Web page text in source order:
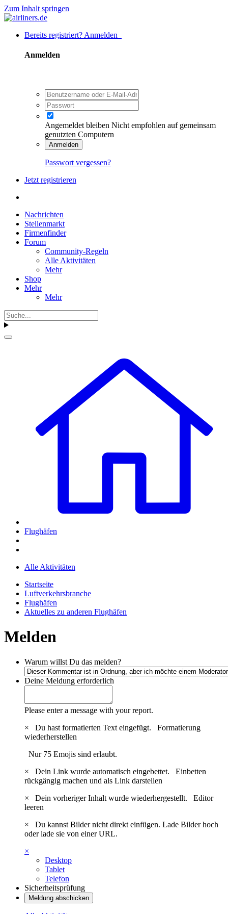
Zum Inhalt springen
Bereits registriert? Anmelden
Anmelden
Angemeldet bleiben Nicht empfohlen auf gemeinsam
genutzten Computern
Anmelden
Passwort vergessen?
Jetzt registrieren
Nachrichten
Stellenmarkt
Firmenfinder
Forum
Community-Regeln
Alle Aktivitäten
Mehr
Shop
Mehr
Mehr
Flughäfen
Alle Aktivitäten
Startseite
Luftverkehrsbranche
Flughäfen
Aktuelles zu anderen Flughäfen
Melden
Warum willst Du das melden?
Deine Meldung erforderlich
Please enter a message with your report.
×
Du hast formatierten Text eingefügt. Formatierung
wiederherstellen
Nur 75 Emojis sind erlaubt.
×
Dein Link wurde automatisch eingebettet. Einbetten
rückgängig machen und als Link darstellen
×
Dein vorheriger Inhalt wurde wiederhergestellt. Editor
leeren
×
Du kannst Bilder nicht direkt einfügen. Lade Bilder hoch
oder lade sie von einer URL.
×
Desktop
Tablet
Telefon
Sicherheitsprüfung
Meldung abschicken